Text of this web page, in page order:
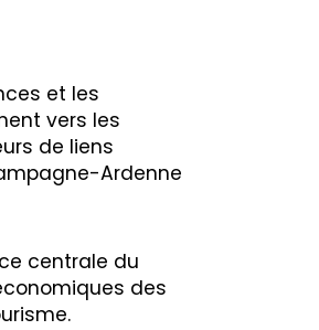
et les
vers les
de liens
Ardenne
centrale du
des